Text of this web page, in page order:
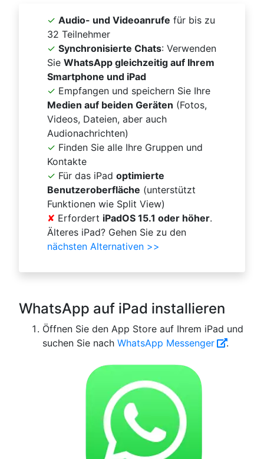
✓ Audio- und Videoanrufe für bis zu
32 Teilnehmer
✓ Synchronisierte Chats: Verwenden
Sie WhatsApp gleichzeitig auf Ihrem
Smartphone und iPad
✓ Empfangen und speichern Sie Ihre
Medien auf beiden Geräten (Fotos,
Videos, Dateien, aber auch
Audionachrichten)
✓ Finden Sie alle Ihre Gruppen und
Kontakte
✓ Für das iPad optimierte
Benutzeroberfläche (unterstützt
Funktionen wie Split View)
✘ Erfordert iPadOS 15.1 oder höher.
Älteres iPad? Gehen Sie zu den
nächsten Alternativen >>
WhatsApp auf iPad installieren
Öffnen Sie den App Store auf Ihrem iPad und
suchen Sie nach WhatsApp Messenger .